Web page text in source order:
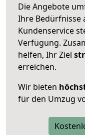
Die Angebote
Ihre Bedürfnisse
Kundenservice
Verfügung.
helfen, Ihr Ziel
erreichen.
Wir bieten
für den Umzug